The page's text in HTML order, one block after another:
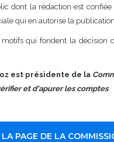
dont la rédaction est confiée
qui en autorise la
qui fondent la décision
est présidente de la
et d'apurer les comptes.
PAGE DE LA